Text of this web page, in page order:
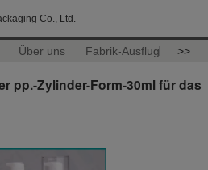
Co., Ltd.
Über uns Fabrik-Ausflug >>
pp.-Zylinder-Form-30ml für das